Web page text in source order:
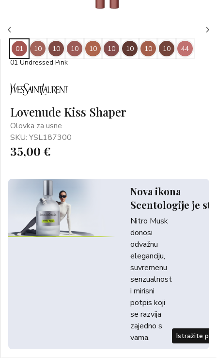
Lovenude Kiss Shaper
Olovka za usne
SKU: YSL187300
35,00 €
Nova ikona
Scentologije je
Nitro Musk
donosi
odvažnu
eleganciju,
suvremenu
senzualnost
i mirisni
potpis koji
se razvija
zajedno s
vama.
Istražite
01 10 10 10 10 10 10 10 10
44
01 Undressed Pink